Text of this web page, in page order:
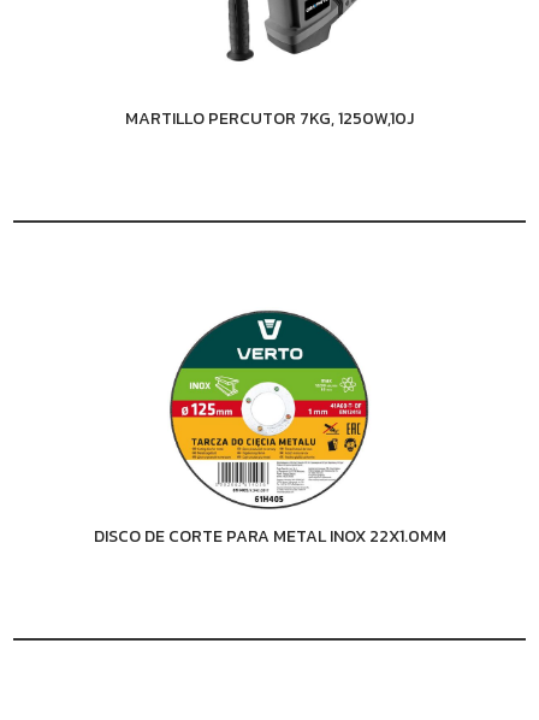
MARTILLO PERCUTOR 7KG, 1250W,10J
DISCO DE CORTE PARA METAL INOX 22X1.0MM